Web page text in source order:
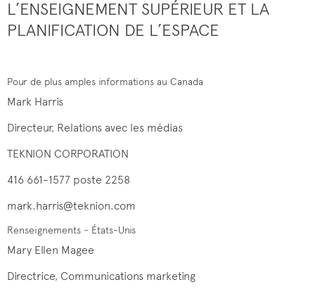
L’ENSEIGNEMENT SUPÉRIEUR ET LA
PLANIFICATION DE L’ESPACE
Pour de plus amples informations au Canada
Mark Harris
Directeur, Relations avec les médias
TEKNION CORPORATION
416 661-1577 poste 2258
mark.harris@teknion.com
Renseignements - États-Unis
Mary Ellen Magee
Directrice, Communications marketing